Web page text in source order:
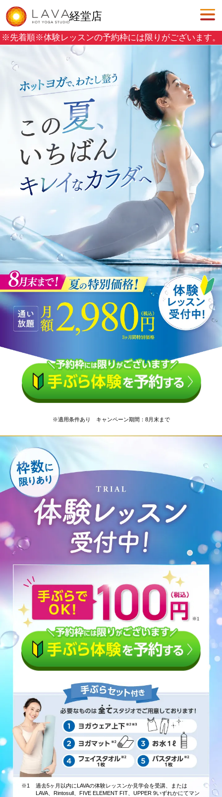
経堂店
※先着順※体験レッスンの予約枠には限りがございます。
※適用条件あり キャンペーン期間：8月末まで
※1
過去5ヶ月以内にLAVAの体験レッスンか見学会を受講、または
LAVA、Rintosull、FIVE ELEMENT FIT、UPPER 9いずれかにてマン